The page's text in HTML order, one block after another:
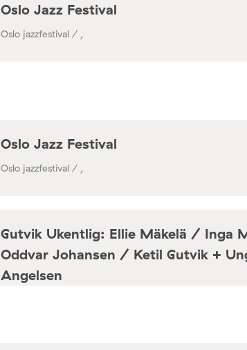
Oslo Jazz Festival
Oslo jazzfestival / ,
Oslo Jazz Festival
Oslo jazzfestival / ,
Gutvik Ukentlig: Ellie Mäkelä / Inga
Oddvar Johansen / Ketil Gutvik +
Angelsen